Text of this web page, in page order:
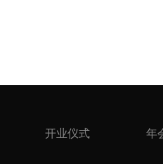
开业仪式 年